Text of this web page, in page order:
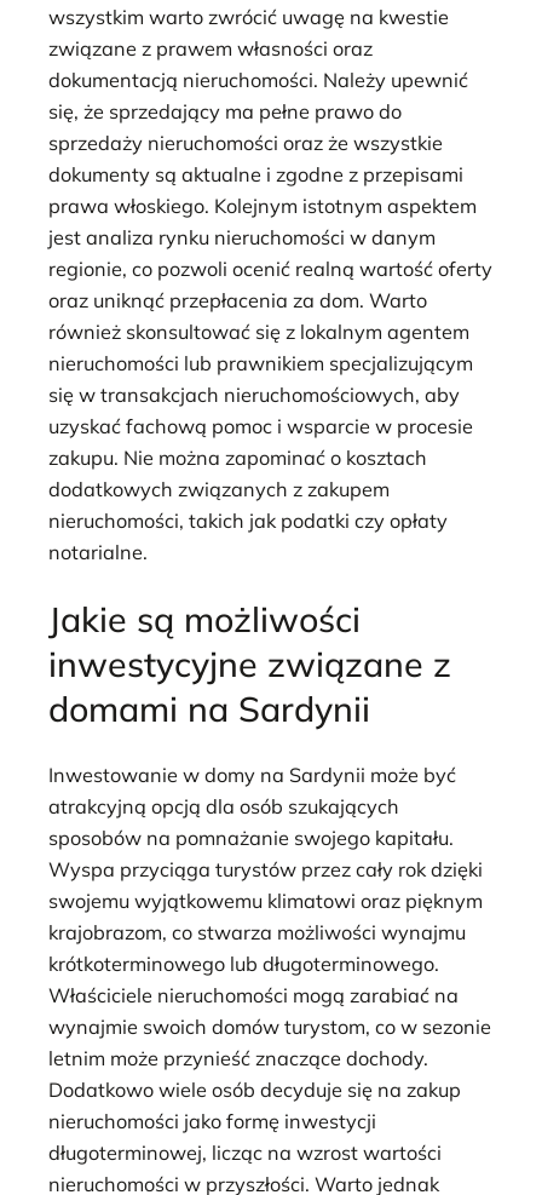
wszystkim warto zwrócić uwagę na kwestie
związane z prawem własności oraz
dokumentacją nieruchomości. Należy upewnić
się, że sprzedający ma pełne prawo do
sprzedaży nieruchomości oraz że wszystkie
dokumenty są aktualne i zgodne z przepisami
prawa włoskiego. Kolejnym istotnym aspektem
jest analiza rynku nieruchomości w danym
regionie, co pozwoli ocenić realną wartość oferty
oraz uniknąć przepłacenia za dom. Warto
również skonsultować się z lokalnym agentem
nieruchomości lub prawnikiem specjalizującym
się w transakcjach nieruchomościowych, aby
uzyskać fachową pomoc i wsparcie w procesie
zakupu. Nie można zapominać o kosztach
dodatkowych związanych z zakupem
nieruchomości, takich jak podatki czy opłaty
notarialne.
Jakie są możliwości
inwestycyjne związane z
domami na Sardynii
Inwestowanie w domy na Sardynii może być
atrakcyjną opcją dla osób szukających
sposobów na pomnażanie swojego kapitału.
Wyspa przyciąga turystów przez cały rok dzięki
swojemu wyjątkowemu klimatowi oraz pięknym
krajobrazom, co stwarza możliwości wynajmu
krótkoterminowego lub długoterminowego.
Właściciele nieruchomości mogą zarabiać na
wynajmie swoich domów turystom, co w sezonie
letnim może przynieść znaczące dochody.
Dodatkowo wiele osób decyduje się na zakup
nieruchomości jako formę inwestycji
długoterminowej, licząc na wzrost wartości
nieruchomości w przyszłości. Warto jednak